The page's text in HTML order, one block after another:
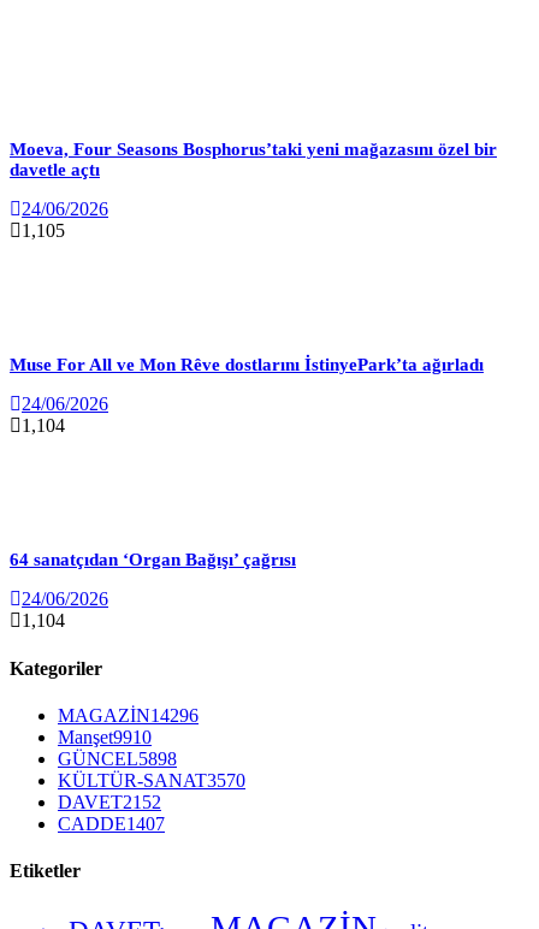
Moeva, Four Seasons Bosphorus’taki yeni mağazasını özel bir
davetle açtı
24/06/2026
1,105
Muse For All ve Mon Rêve dostlarını İstinyePark’ta ağırladı
24/06/2026
1,104
64 sanatçıdan ‘Organ Bağışı’ çağrısı
24/06/2026
1,104
Kategoriler
MAGAZİN14296
Manşet9910
GÜNCEL5898
KÜLTÜR-SANAT3570
DAVET2152
CADDE1407
Etiketler